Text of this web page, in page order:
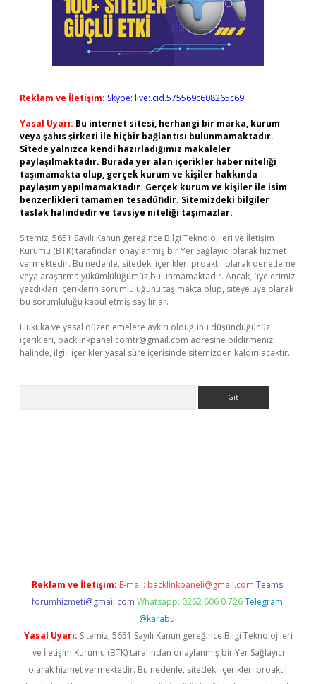
Reklam ve İletişim: Skype: live:.cid.575569c608265c69
Yasal Uyarı: Bu internet sitesi, herhangi bir marka, kurum
veya şahıs şirketi ile hiçbir bağlantısı bulunmamaktadır.
Sitede yalnızca kendi hazırladığımız makaleler
paylaşılmaktadır. Burada yer alan içerikler haber niteliği
taşımamakta olup, gerçek kurum ve kişiler hakkında
paylaşım yapılmamaktadır. Gerçek kurum ve kişiler ile isim
benzerlikleri tamamen tesadüfidir. Sitemizdeki bilgiler
taslak halindedir ve tavsiye niteliği taşımazlar.
Sitemiz, 5651 Sayılı Kanun gereğince Bilgi Teknolojileri ve İletişim
Kurumu (BTK) tarafından onaylanmış bir Yer Sağlayıcı olarak hizmet
vermektedir. Bu nedenle, sitedeki içerikleri proaktif olarak denetleme
veya araştırma yükümlülüğümüz bulunmamaktadır. Ancak, üyelerimiz
yazdıkları içeriklerin sorumluluğunu taşımakta olup, siteye üye olarak
bu sorumluluğu kabul etmiş sayılırlar.
Hukuka ve yasal düzenlemelere aykırı olduğunu düşündüğünüz
içerikleri, backlinkpanelicomtr@gmail.com adresine bildirmeniz
halinde, ilgili içerikler yasal süre içerisinde sitemizden kaldırılacaktır.
Reklam ve İletişim: E-mail: backlinkpaneli@gmail.com Teams:
forumhizmeti@gmail.com Whatsapp: 0262 606 0 726 Telegram:
@karabul
Yasal Uyarı: Sitemiz, 5651 Sayılı Kanun gereğince Bilgi Teknolojileri
ve İletişim Kurumu (BTK) tarafından onaylanmış bir Yer Sağlayıcı
olarak hizmet vermektedir. Bu nedenle, sitedeki içerikleri proaktif